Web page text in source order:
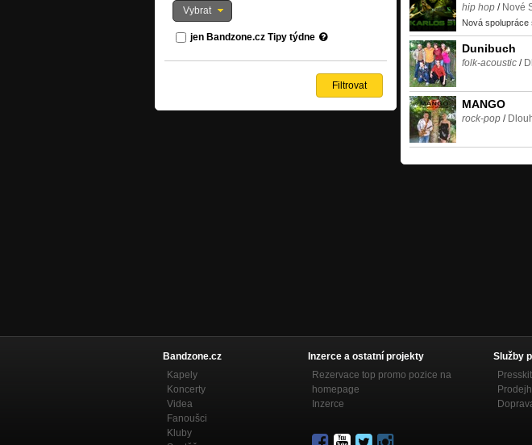
Vybrat
jen Bandzone.cz Tipy týdne
hip hop / Nové
Nová spolupráce
Dunibuch
folk-acoustic /
MANGO
rock-pop /
Bandzone.cz
Kapely
Koncerty
Videa
Fanoušci
Kluby
Inzerce a ostatní projekty
Rezervace top promo pozice na
homepage
Inzerce
Služby